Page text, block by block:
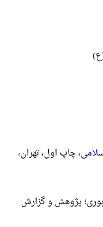
، چاپ اول، تهران،
پژوهش و گزارش